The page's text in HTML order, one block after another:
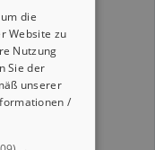
die
Website zu
Nutzung
Sie der
unserer
/